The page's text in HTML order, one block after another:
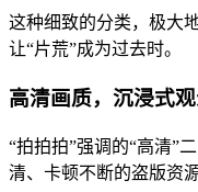
这种细致的分类，极大
让“片荒”成为过去时。
高清画质，沉浸式
“拍拍拍”强调的“高清”
清、卡顿不断的盗版资